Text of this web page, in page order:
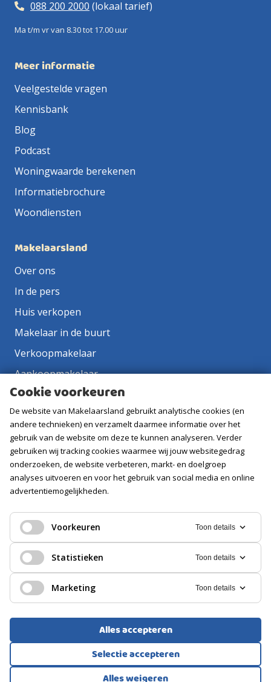
088 200 2000 (lokaal tarief)
Ma t/m vr van 8.30 tot 17.00 uur
Meer informatie
Veelgestelde vragen
Kennisbank
Blog
Podcast
Woningwaarde berekenen
Informatiebrochure
Woondiensten
Makelaarsland
Over ons
In de pers
Huis verkopen
Makelaar in de buurt
Verkoopmakelaar
Aankoopmakelaar
Contact
Vacatures
Volg ons
Voorwaarden Privacyverklaring
Cookie voorkeuren
De website van Makelaarsland gebruikt analytische cookies (en
andere technieken) en verzamelt daarmee informatie over het
gebruik van de website om deze te kunnen analyseren. Verder
gebruiken wij tracking cookies waarmee wij jouw websitegedrag
onderzoeken, de website verbeteren, markt- en doelgroep
analyses uitvoeren en voor het gebruik van social media en online
advertentiemogelijkheden.
Voorkeuren Toon details
Statistieken Toon details
Marketing Toon details
Alles accepteren
Selectie accepteren